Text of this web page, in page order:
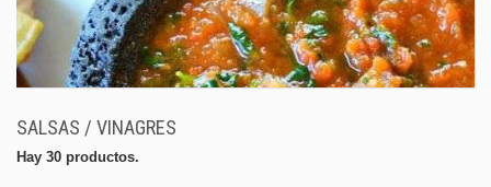
SALSAS / VINAGRES
Hay 30 productos.